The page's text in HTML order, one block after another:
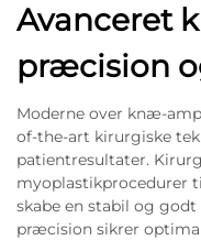
Avanceret
præcision
Moderne over knæ-
of-the-art kirurgiske
patientresultater.
myoplastikprocedurer
skabe en stabil og
præcision sikrer